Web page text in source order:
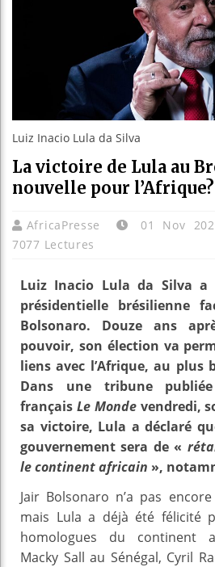
Luiz Inacio Lula da Silva
La victoire de Lula au
nouvelle pour l’Afrique?
AfricaPresse 01 Nov
7077 Lectures
Luiz Inacio Lula da Silva a
présidentielle brésilienne
Bolsonaro. Douze ans
pouvoir, son élection va
liens avec l’Afrique, au plus
Dans une tribune
français Le Mondevendredi,
sa victoire, Lula a déclaré
gouvernement sera de «
le continent africain »,
Jair Bolsonaro n’a pas
mais Lula a déjà été félicité
homologues du continent
Macky Sall au Sénégal, Cyril